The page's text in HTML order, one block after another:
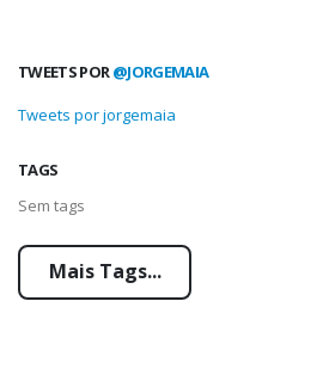
TWEETS POR@JORGEMAIA
Tweets por jorgemaia
TAGS
Sem tags
Mais Tags...